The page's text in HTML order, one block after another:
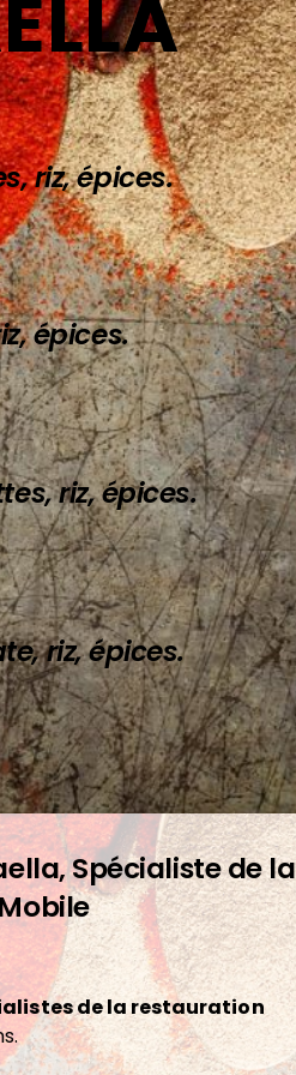
riz, épices.
épices.
riz, épices.
riz, épices.
Spécialiste de la
de la restauration